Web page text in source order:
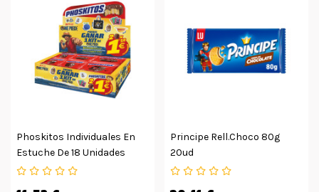
Phoskitos Individuales En
Estuche De 18 Unidades
Principe Rell.choco 80g
20ud